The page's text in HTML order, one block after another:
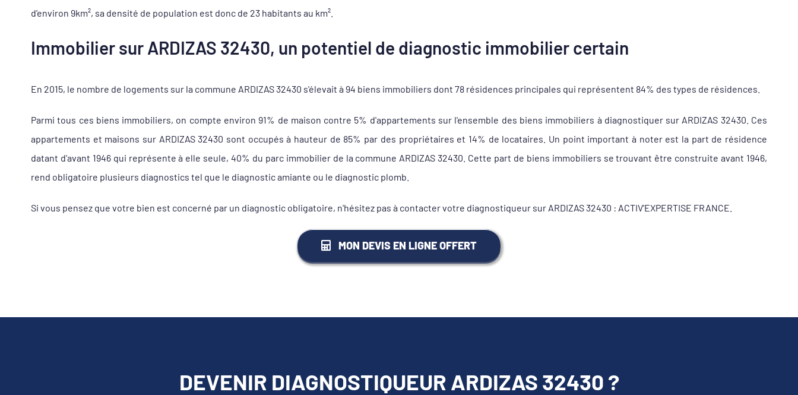
d'environ 9km², sa densité de population est donc de 23 habitants au km².
Immobilier sur ARDIZAS 32430, un potentiel de diagnostic immobilier certain
En 2015, le nombre de logements sur la commune ARDIZAS 32430 s'élevait à 94 biens immobiliers dont 78 résidences principales qui représentent 84% des types de résidences.
Parmi tous ces biens immobiliers, on compte environ 91% de maison contre 5% d'appartements sur l'ensemble des biens immobiliers à diagnostiquer sur ARDIZAS 32430. Ces
appartements et maisons sur ARDIZAS 32430 sont occupés à hauteur de 85% par des propriétaires et 14% de locataires. Un point important à noter est la part de résidence
datant d'avant 1946 qui représente à elle seule, 40% du parc immobilier de la commune ARDIZAS 32430. Cette part de biens immobiliers se trouvant être construite avant 1946,
rend obligatoire plusieurs diagnostics tel que le diagnostic amiante ou le diagnostic plomb.
Si vous pensez que votre bien est concerné par un diagnostic obligatoire, n'hésitez pas à contacter votre diagnostiqueur sur ARDIZAS 32430 : ACTIV'EXPERTISE FRANCE.
MON DEVIS EN LIGNE OFFERT
DEVENIR DIAGNOSTIQUEUR ARDIZAS 32430 ?